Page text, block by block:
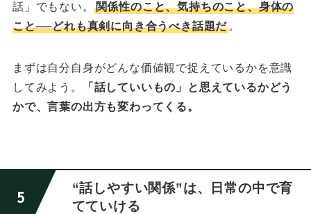
話」でもない。
関係性のこと、気持ちのこと、身体の
こと──どれも真剣に向き合うべき話題だ 。
まずは自分自身がどんな価値観で捉えているかを意識
してみよう。
「話していいもの」と思えているかどう
かで、言葉の出方も変わってくる。
“話しやすい関係”は、日常の中で育
てていける